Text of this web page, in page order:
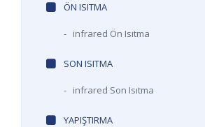
ÖN ISITMA
- infrared Ön Isıtma
SON ISITMA
- infrared Son Isıtma
YAPIŞTIRMA